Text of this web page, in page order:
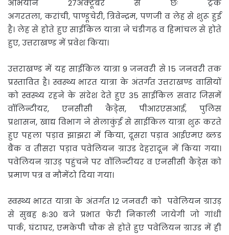
अभियान 27अक्टूबर से छः ट्रैक
अगरतला, करांची, पाण्डूचेरी, त्रिवेन्द्रम, पणजी व लेह से शुरू हुई
है। लेह से होते हुए साईकिल यात्रा ने चंडीगढ़ व हिमांचल से होते
हुए, उत्तराखण्ड में प्रवेश किया।
उत्तराखण्ड में यह साईकिल यात्रा 9 जनवरी से 15 जनवरी तक
प्रस्तावित है। स्वस्थ्य भारत यात्रा के अंतर्गत उत्तराखण्ड वासियों
को स्वस्थ्य रहने के संदेश देते हुए 35 साईकिल सवार जिसमें
वॉलिन्टीयर, एनसीसी कैडे्स, पीआरएसआई, पुलिस
प्रशासन, खाद्य विभाग ने सेलाकुंई से साईकिल यात्रा शुरू करते
हुए पहला पड़ाव झाझरा में किया, दूसरा पड़ाव आईएमए ब्लड
बैंक व तीसरा पड़ाव पवेलियन ग्राउड देहरादून में किया गया।
पवेलियन ग्राउड़ पहुंचने पर वॉलिन्टीयर व एनसीसी कैडे्स को
प्रमाण पत्र व मौमेंटो दिया गया।
स्वस्थ्य भारत यात्रा के अंतर्गत 12 जनवरी को पवेलियन ग्राउड़
से सुबह 8ः30 बजे प्रभात फेरी निकाली जायेगी जो गांधी
पार्क, घंटाघर, एमकेपी चौक से होते हुए पवेलियन ग्राउड में ही